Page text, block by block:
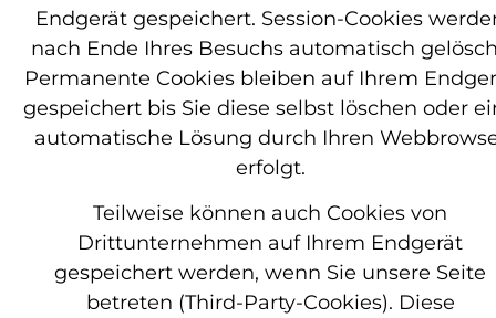
Endgerät gespeichert. Session-Cookies
nach Ende Ihres Besuchs automatisch
Permanente Cookies bleiben auf Ihrem
gespeichert bis Sie diese selbst löschen oder
automatische Lösung durch Ihren
erfolgt.
Teilweise können auch Cookies von
Drittunternehmen auf Ihrem Endgerät
gespeichert werden, wenn Sie unsere Seite
betreten (Third-Party-Cookies). Diese